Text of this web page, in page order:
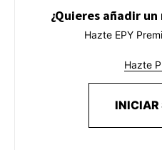
¿Quieres añadir
Hazte EPY
Hazte
INICIAR